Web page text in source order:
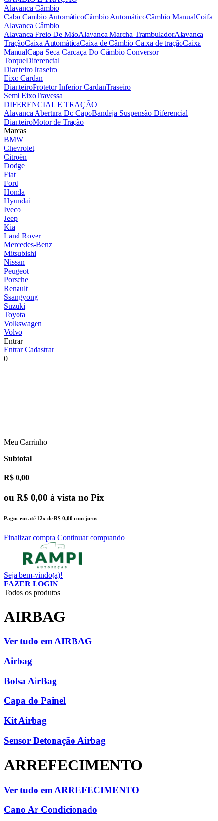
Alavanca Câmbio
Cabo Cambio AutomáticoCâmbio AutomáticoCâmbio ManualCoifa
Alavanca Câmbio
Alavanca Freio De MãoAlavanca Marcha TrambuladorAlavanca
TraçãoCaixa AutomáticaCaixa de Câmbio Caixa de traçãoCaixa
ManualCapa Seca Carcaça Do Câmbio Conversor
TorqueDiferencial
DianteiroTraseiro
Eixo Cardan
DianteiroProtetor Inferior CardanTraseiro
Semi EixoTravessa
DIFERENCIAL E TRAÇÃO
Alavanca Abertura Do CapoBandeja Suspensão Diferencial
DianteiroMotor de Tração
Marcas
BMW
Chevrolet
Citroën
Dodge
Fiat
Ford
Honda
Hyundai
Iveco
Jeep
Kia
Land Rover
Mercedes-Benz
Mitsubishi
Nissan
Peugeot
Porsche
Renault
Ssangyong
Suzuki
Toyota
Volkswagen
Volvo
Entrar
Entrar Cadastrar
0
Meu Carrinho
Subtotal
R$ 0,00
ou R$ 0,00 à vista no Pix
Pague em até 12x de R$ 0,00 com juros
Finalizar compra Continuar comprando
Seja bem-vindo(a)!
FAZER LOGIN
Todos os produtos
AIRBAG
Ver tudo em AIRBAG
Airbag
Bolsa AirBag
Capa do Painel
Kit Airbag
Sensor Detonação Airbag
ARREFECIMENTO
Ver tudo em ARREFECIMENTO
Cano Ar Condicionado